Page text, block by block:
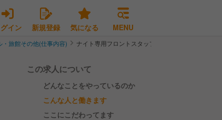
イン 新規登録 気になる MENU
・旅館その他(仕事内容) ナイト専用フロントスタッフ募集【ワンちゃん好き
この求人について
どんなことをやっているのか
こんな人と働きます
ここにこだわってます